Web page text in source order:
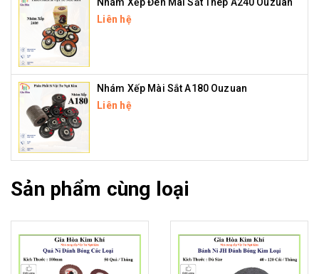
Liên hệ
Nhám Xếp Mài Sắt A180 Ouzuan
Liên hệ
Sản phẩm cùng loại